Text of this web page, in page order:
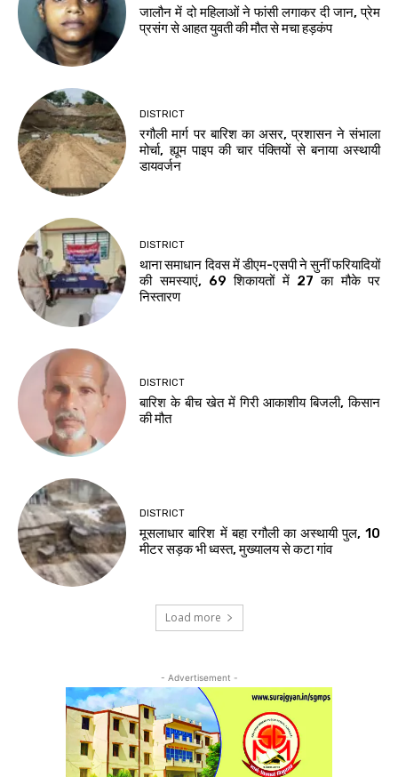
जालौन में दो महिलाओं ने फांसी लगाकर दी जान, प्रेम
प्रसंग से आहत युवती की मौत से मचा हड़कंप
DISTRICT
रगौली मार्ग पर बारिश का असर, प्रशासन ने संभाला
मोर्चा, ह्यूम पाइप की चार पंक्तियों से बनाया अस्थायी
डायवर्जन
DISTRICT
थाना समाधान दिवस में डीएम-एसपी ने सुनीं फरियादियों
की समस्याएं, 69 शिकायतों में 27 का मौके पर
निस्तारण
DISTRICT
बारिश के बीच खेत में गिरी आकाशीय बिजली, किसान
की मौत
DISTRICT
मूसलाधार बारिश में बहा रगौली का अस्थायी पुल, 10
मीटर सड़क भी ध्वस्त, मुख्यालय से कटा गांव
Load more
- Advertisement -